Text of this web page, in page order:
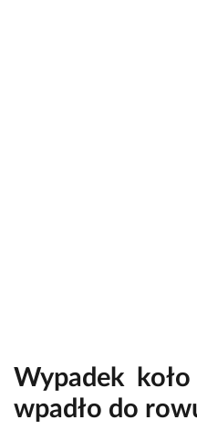
Wypadek
wpadło do